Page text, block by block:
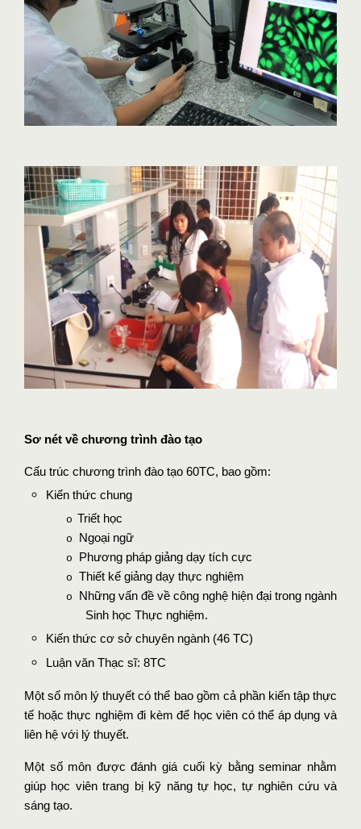
Sơ nét về chương trình đào tạo
Cấu trúc chương trình đào tạo 60TC, bao gồm:
Kiến thức chung
o Triết học
o Ngoại ngữ
o Phương pháp giảng dạy tích cực
o Thiết kế giảng dạy thực nghiệm
o
Những vấn đề về công nghệ hiện đại trong ngành
Sinh học Thực nghiệm.
Kiến thức cơ sở chuyên ngành (46 TC)
Luận văn Thạc sĩ: 8TC
Một số môn lý thuyết có thể bao gồm cả phần kiến tập thực
tế hoặc thực nghiệm đi kèm để học viên có thể áp dụng và
liên hệ với lý thuyết.
Một số môn được đánh giá cuối kỳ bằng seminar nhằm
giúp học viên trang bị kỹ năng tự học, tự nghiên cứu và
sáng tạo.